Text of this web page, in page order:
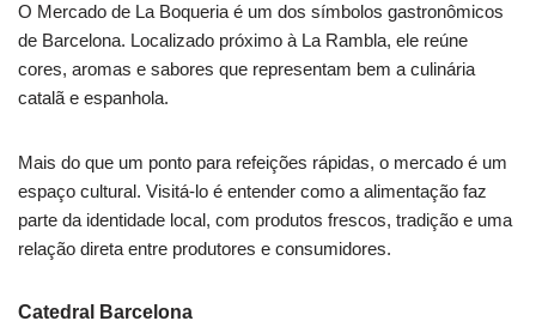
O Mercado de La Boqueria é um dos símbolos gastronômicos
de Barcelona. Localizado próximo à La Rambla, ele reúne
cores, aromas e sabores que representam bem a culinária
catalã e espanhola.
Mais do que um ponto para refeições rápidas, o mercado é um
espaço cultural. Visitá-lo é entender como a alimentação faz
parte da identidade local, com produtos frescos, tradição e uma
relação direta entre produtores e consumidores.
Catedral Barcelona